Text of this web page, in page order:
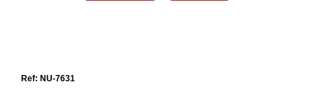
Ref: NU-7631